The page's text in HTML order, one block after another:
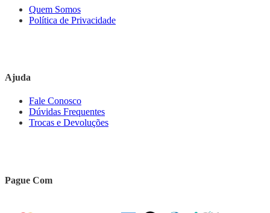
Quem Somos
Política de Privacidade
Ajuda
Fale Conosco
Dúvidas Frequentes
Trocas e Devoluções
Pague Com